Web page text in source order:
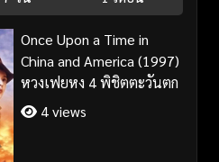
Once Upon a Time in
China and America (1997)
หวงเฟยหง 4 พิชิตตะวันตก
4 views